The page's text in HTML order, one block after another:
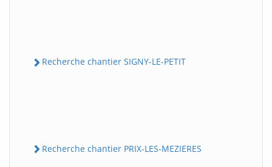
Recherche chantier SIGNY-LE-PETIT
Recherche chantier PRIX-LES-MEZIERES